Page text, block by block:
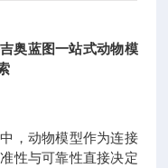
奥蓝图一站式动物模
，动物模型作为连接
性与可靠性直接决定